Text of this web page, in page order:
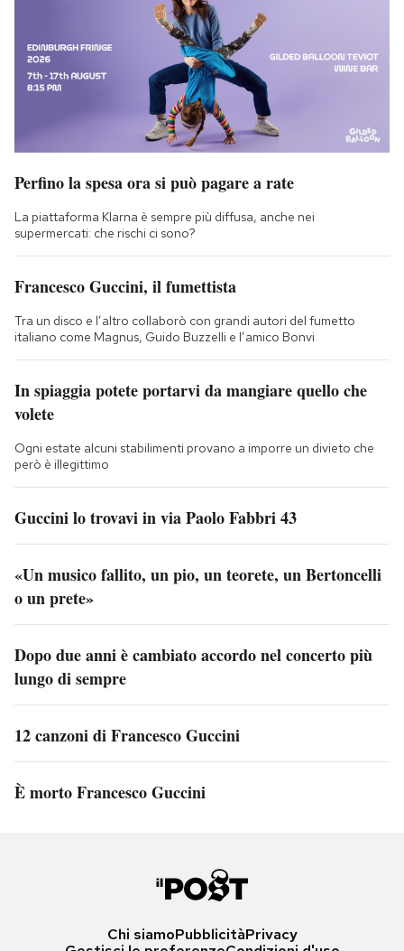
Perfino la spesa ora si può pagare a rate
La piattaforma Klarna è sempre più diffusa, anche nei
supermercati: che rischi ci sono?
Francesco Guccini, il fumettista
Tra un disco e l’altro collaborò con grandi autori del fumetto
italiano come Magnus, Guido Buzzelli e l’amico Bonvi
In spiaggia potete portarvi da mangiare quello che
volete
Ogni estate alcuni stabilimenti provano a imporre un divieto che
però è illegittimo
Guccini lo trovavi in via Paolo Fabbri 43
«Un musico fallito, un pio, un teorete, un Bertoncelli
o un prete»
Dopo due anni è cambiato accordo nel concerto più
lungo di sempre
12 canzoni di Francesco Guccini
È morto Francesco Guccini
Chi siamoPubblicitàPrivacy